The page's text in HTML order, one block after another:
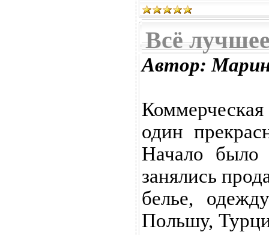
Всё
Автор:
один
Начало было
занялись
белье,
Польшу,